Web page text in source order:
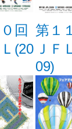
回
(20
第１
ＪＦ
09)